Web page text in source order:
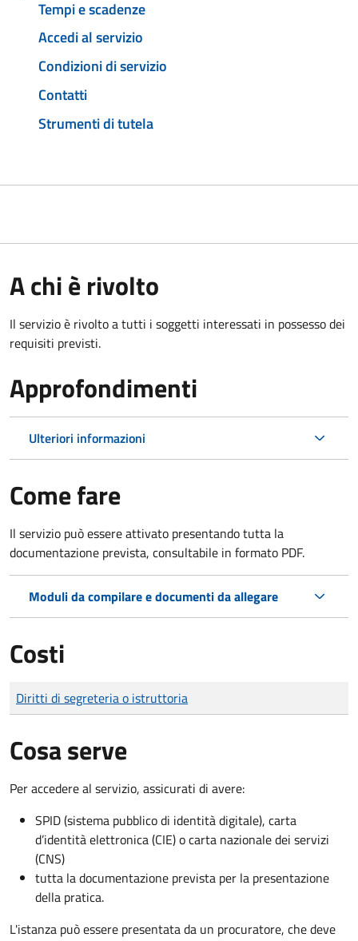
Tempi e scadenze
Accedi al servizio
Condizioni di servizio
Contatti
Strumenti di tutela
A chi è rivolto
Il servizio è rivolto a tutti i soggetti interessati in possesso dei
requisiti previsti.
Approfondimenti
Ulteriori informazioni
Come fare
Il servizio può essere attivato presentando tutta la
documentazione prevista, consultabile in formato PDF.
Moduli da compilare e documenti da allegare
Costi
Tipo di pagamento
Importo
Diritti di segreteria o istruttoria
Cosa serve
Per accedere al servizio, assicurati di avere:
SPID (sistema pubblico di identità digitale), carta
d’identità elettronica (CIE) o carta nazionale dei servizi
(CNS)
tutta la documentazione prevista per la presentazione
della pratica.
L'istanza può essere presentata da un procuratore, che deve